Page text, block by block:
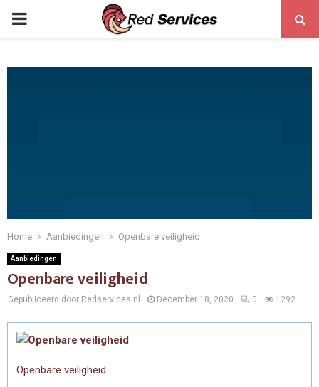
PRIMARY
Home Aanbiedingen Openbare veiligheid
Aanbiedingen
Openbare veiligheid
Gepubliceerd door Redservices.nl December 18, 2020 0 1292
Openbare veiligheid